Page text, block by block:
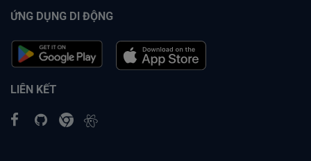
ỨNG DỤNG DI ĐỘNG
LIÊN KẾT